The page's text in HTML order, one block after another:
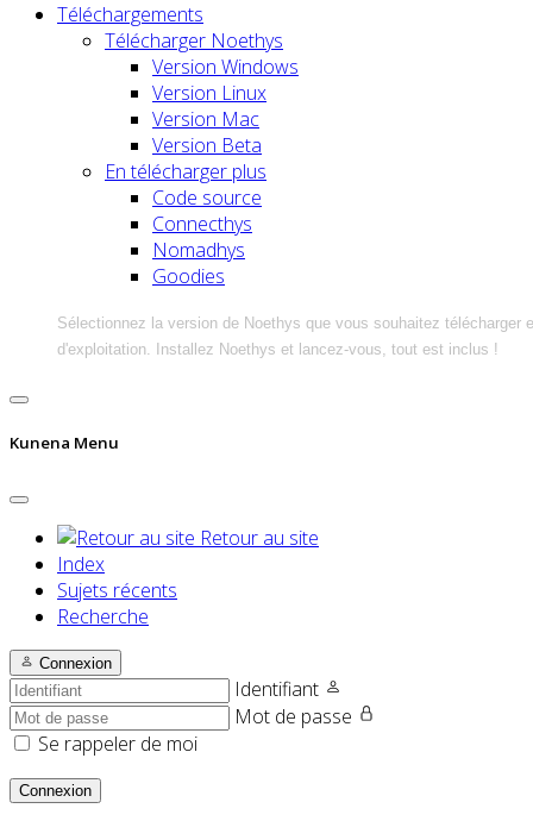
Téléchargements
Télécharger Noethys
Version Windows
Version Linux
Version Mac
Version Beta
En télécharger plus
Code source
Connecthys
Nomadhys
Goodies
Sélectionnez la version de Noethys que vous souhaitez télécharger
d'exploitation. Installez Noethys et lancez-vous, tout est inclus !
Kunena Menu
Retour au site
Index
Sujets récents
Recherche
Connexion
Identifiant
Mot de passe
Se rappeler de moi
Connexion